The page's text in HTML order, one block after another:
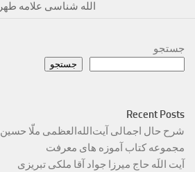
الله شناسی علامه
جستجو
جستجو
Recent Posts
شرح حال اجمالی آیت‌الله‌العظمی ملّا
مجموعه کتاب آموزه های معرفت
آیت اللَه حاج میرزا جواد آقا ملکی تبریزی